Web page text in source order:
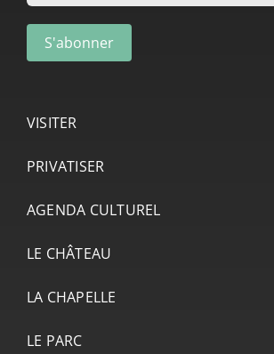
VISITER
PRIVATISER
AGENDA CULTUREL
LE CHÂTEAU
LA CHAPELLE
LE PARC